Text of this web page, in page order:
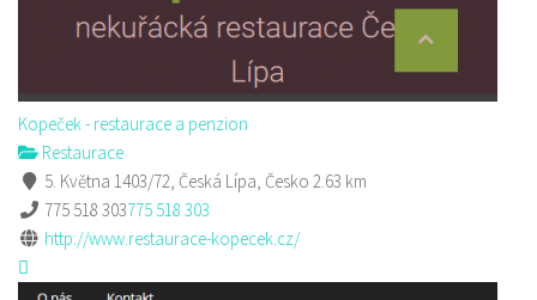
Kopeček - restaurace a penzion
Restaurace
5. Května 1403/72, Česká Lípa, Česko 2.63 km
775 518 303775 518 303
http://www.restaurace-kopecek.cz/